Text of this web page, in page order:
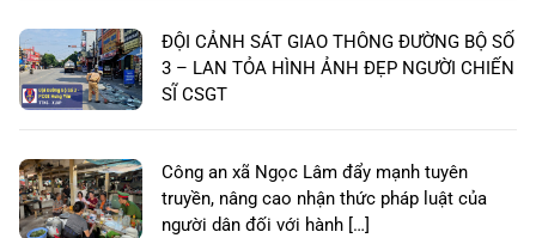
ĐỘI CẢNH SÁT GIAO THÔNG ĐƯỜNG BỘ SỐ
3 – LAN TỎA HÌNH ẢNH ĐẸP NGƯỜI CHIẾN
SĨ CSGT
Công an xã Ngọc Lâm đẩy mạnh tuyên
truyền, nâng cao nhận thức pháp luật của
người dân đối với hành […]